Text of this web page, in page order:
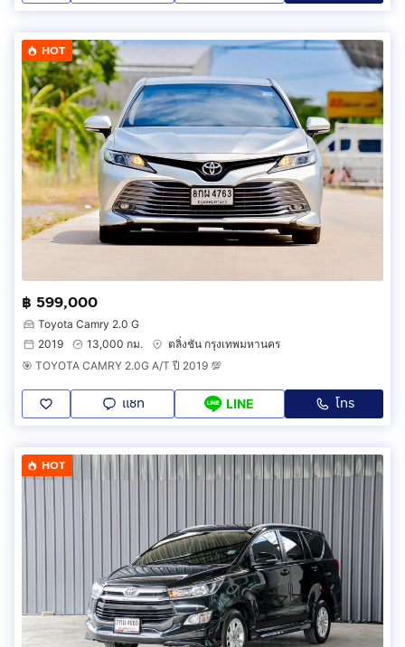
HOT
฿ 599,000
Toyota Camry 2.0 G
2019
13,000 กม.
ตลิ่งชัน กรุงเทพมหานคร
🎯 TOYOTA CAMRY 2.0G A/T ปี 2019 💯
แชท LINE โทร
HOT